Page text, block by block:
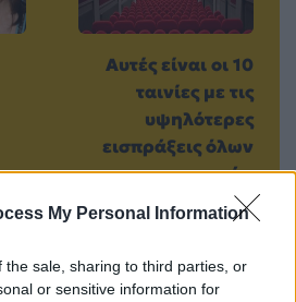
My Personal Information
the sale, sharing to third parties, or
or sensitive information for
Αυτές είναι οι 10
ταινίες με τις
υψηλότερες
εισπράξεις όλων
των εποχών
10.04.2015